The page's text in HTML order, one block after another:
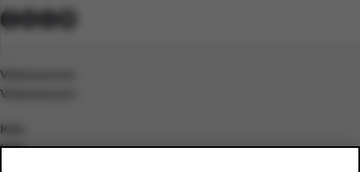
Volwassenen
Volwassenen
Kids
Kids